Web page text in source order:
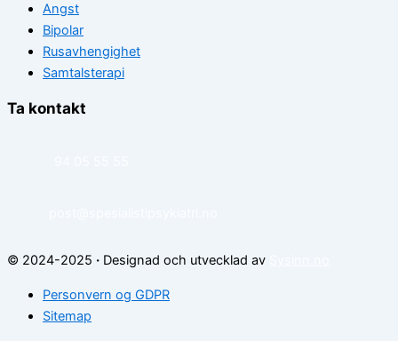
Angst
Bipolar
Rusavhengighet
Samtalsterapi
Ta kontakt
© 2024-2025 · Designad och utvecklad av
Personvern og GDPR
Sitemap